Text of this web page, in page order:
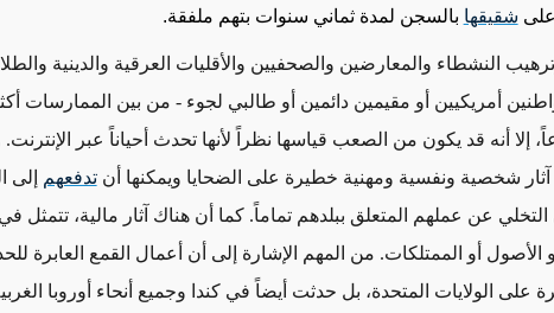
شقيقها بالسجن لمدة ثماني سنوات بتهم ملفقة.
النشطاء والمعارضين والصحفيين والأقليات العرقية والدينية
أمريكيين أو مقيمين دائمين أو طالبي لجوء - من بين الممارسات
إلا أنه قد يكون من الصعب قياسها نظراً لأنها تحدث أحياناً عبر
آثار شخصية ونفسية ومهنية خطيرة على الضحايا ويمكنها أنتدفعهم
إلى
التخلي عن عملهم المتعلق ببلدهم تماماً. كما أن هناك آثار مالية، تتمثل
أو الممتلكات. من المهم الإشارة إلى أن أعمال القمع العابرة
الولايات المتحدة، بل حدثت أيضاً في كندا وجميع أنحاء أوروبا